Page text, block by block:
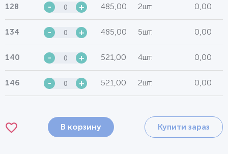
128 - + 485,00 2шт. 0,00
134 - + 485,00 5шт. 0,00
140 - + 521,00 4шт. 0,00
146 - + 521,00 2шт. 0,00
В корзину Купити зараз